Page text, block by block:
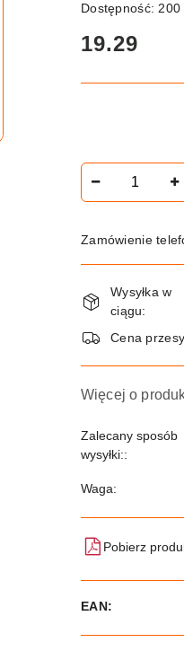
Dostępność: 200
cena:
19.29
Zamówienie
i
dostawa
Wysyłka w
ciągu:
Cena
Więcej o
Zalecany sposób
wysyłki::
Waga:
Pobierz
EAN: